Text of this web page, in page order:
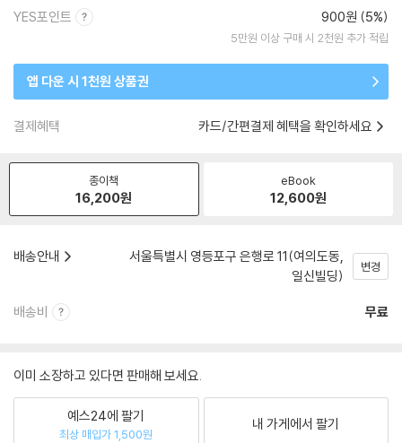
YES포인트 900원 (5%)
5만원 이상 구매 시 2천원 추가 적립
앱 다운 시 1천원 상품권
결제혜택 카드/간편결제 혜택을 확인하세요
종이책
16,200원
eBook
12,600원
배송안내
서울특별시 영등포구 은행로 11(여의도동,
일신빌딩)
변경
배송비 무료
이미 소장하고 있다면 판매해 보세요.
예스24에 팔기
최상 매입가 1,500원
내 가게에서 팔기